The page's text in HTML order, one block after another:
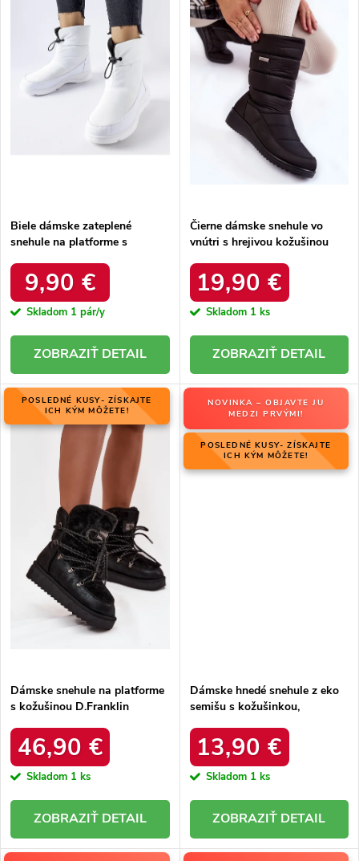
Abecedne
Biele dámske zateplené
snehule na platforme s
WHITE
9,90 €
Skladom 1 pár/y
DETAIL
Čierne dámske snehule vo
vnútri s hrejivou kožušinou
BLACK
19,90 €
Skladom 1 ks
DETAIL
POSLEDNÉ KUSY- ZÍSKAJTE
ICH KÝM MÔŽETE!
Dámske snehule na platforme
s kožušinou D.Franklin
46,90 €
Skladom 1 ks
DETAIL
NOVINKA – OBJAVTE JU
MEDZI PRVÝMI!
POSLEDNÉ KUSY- ZÍSKAJTE
ICH KÝM MÔŽETE!
Dámske hnedé snehule z eko
semišu s kožušinkou,
LEOPARD
13,90 €
Skladom 1 ks
DETAIL